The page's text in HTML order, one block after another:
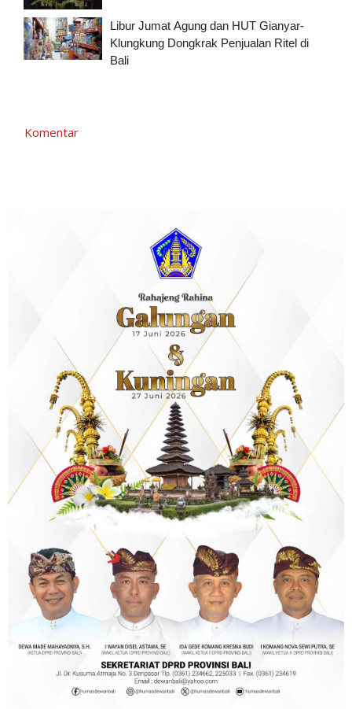
Libur Jumat Agung dan HUT Gianyar-
Klungkung Dongkrak Penjualan Ritel di
Bali
Komentar